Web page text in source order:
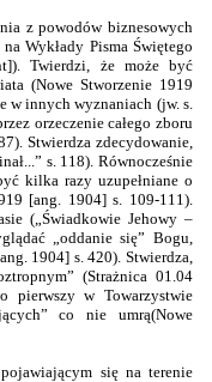
z powodów biznesowych
Wykłady Pisma Świętego
Twierdzi, że może być
(Nowe Stworzenie 1919
w innych wyznaniach (jw. s.
orzeczenie całego zboru
Stwierdza zdecydowanie,
s. 118). Równocześnie
kilka razy uzupełniane o
[ang. 1904] s. 109-111).
(„Świadkowie Jehowy –
„oddanie się” Bogu,
1904] s. 420). Stwierdza,
(Strażnica 01.04
pierwszy w Towarzystwie
co nie umrą(Nowe
się na terenie